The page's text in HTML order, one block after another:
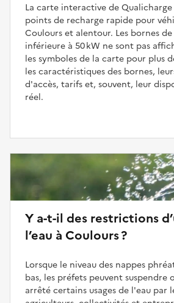
La carte interactive de
points de recharge rapide pour
Coulours et alentour. Les bornes
inférieure à 50 kW ne sont pas
les symboles de la carte pour plus
les caractéristiques des bornes,
d'accès, tarifs et, souvent, leur
réel.
Y a-t-il des restrictions
l’eau à Coulours ?
Lorsque le niveau des nappes
bas, les préfets peuvent suspendre
arrêté certains usages de l'eau par